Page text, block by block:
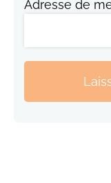
Adresse de